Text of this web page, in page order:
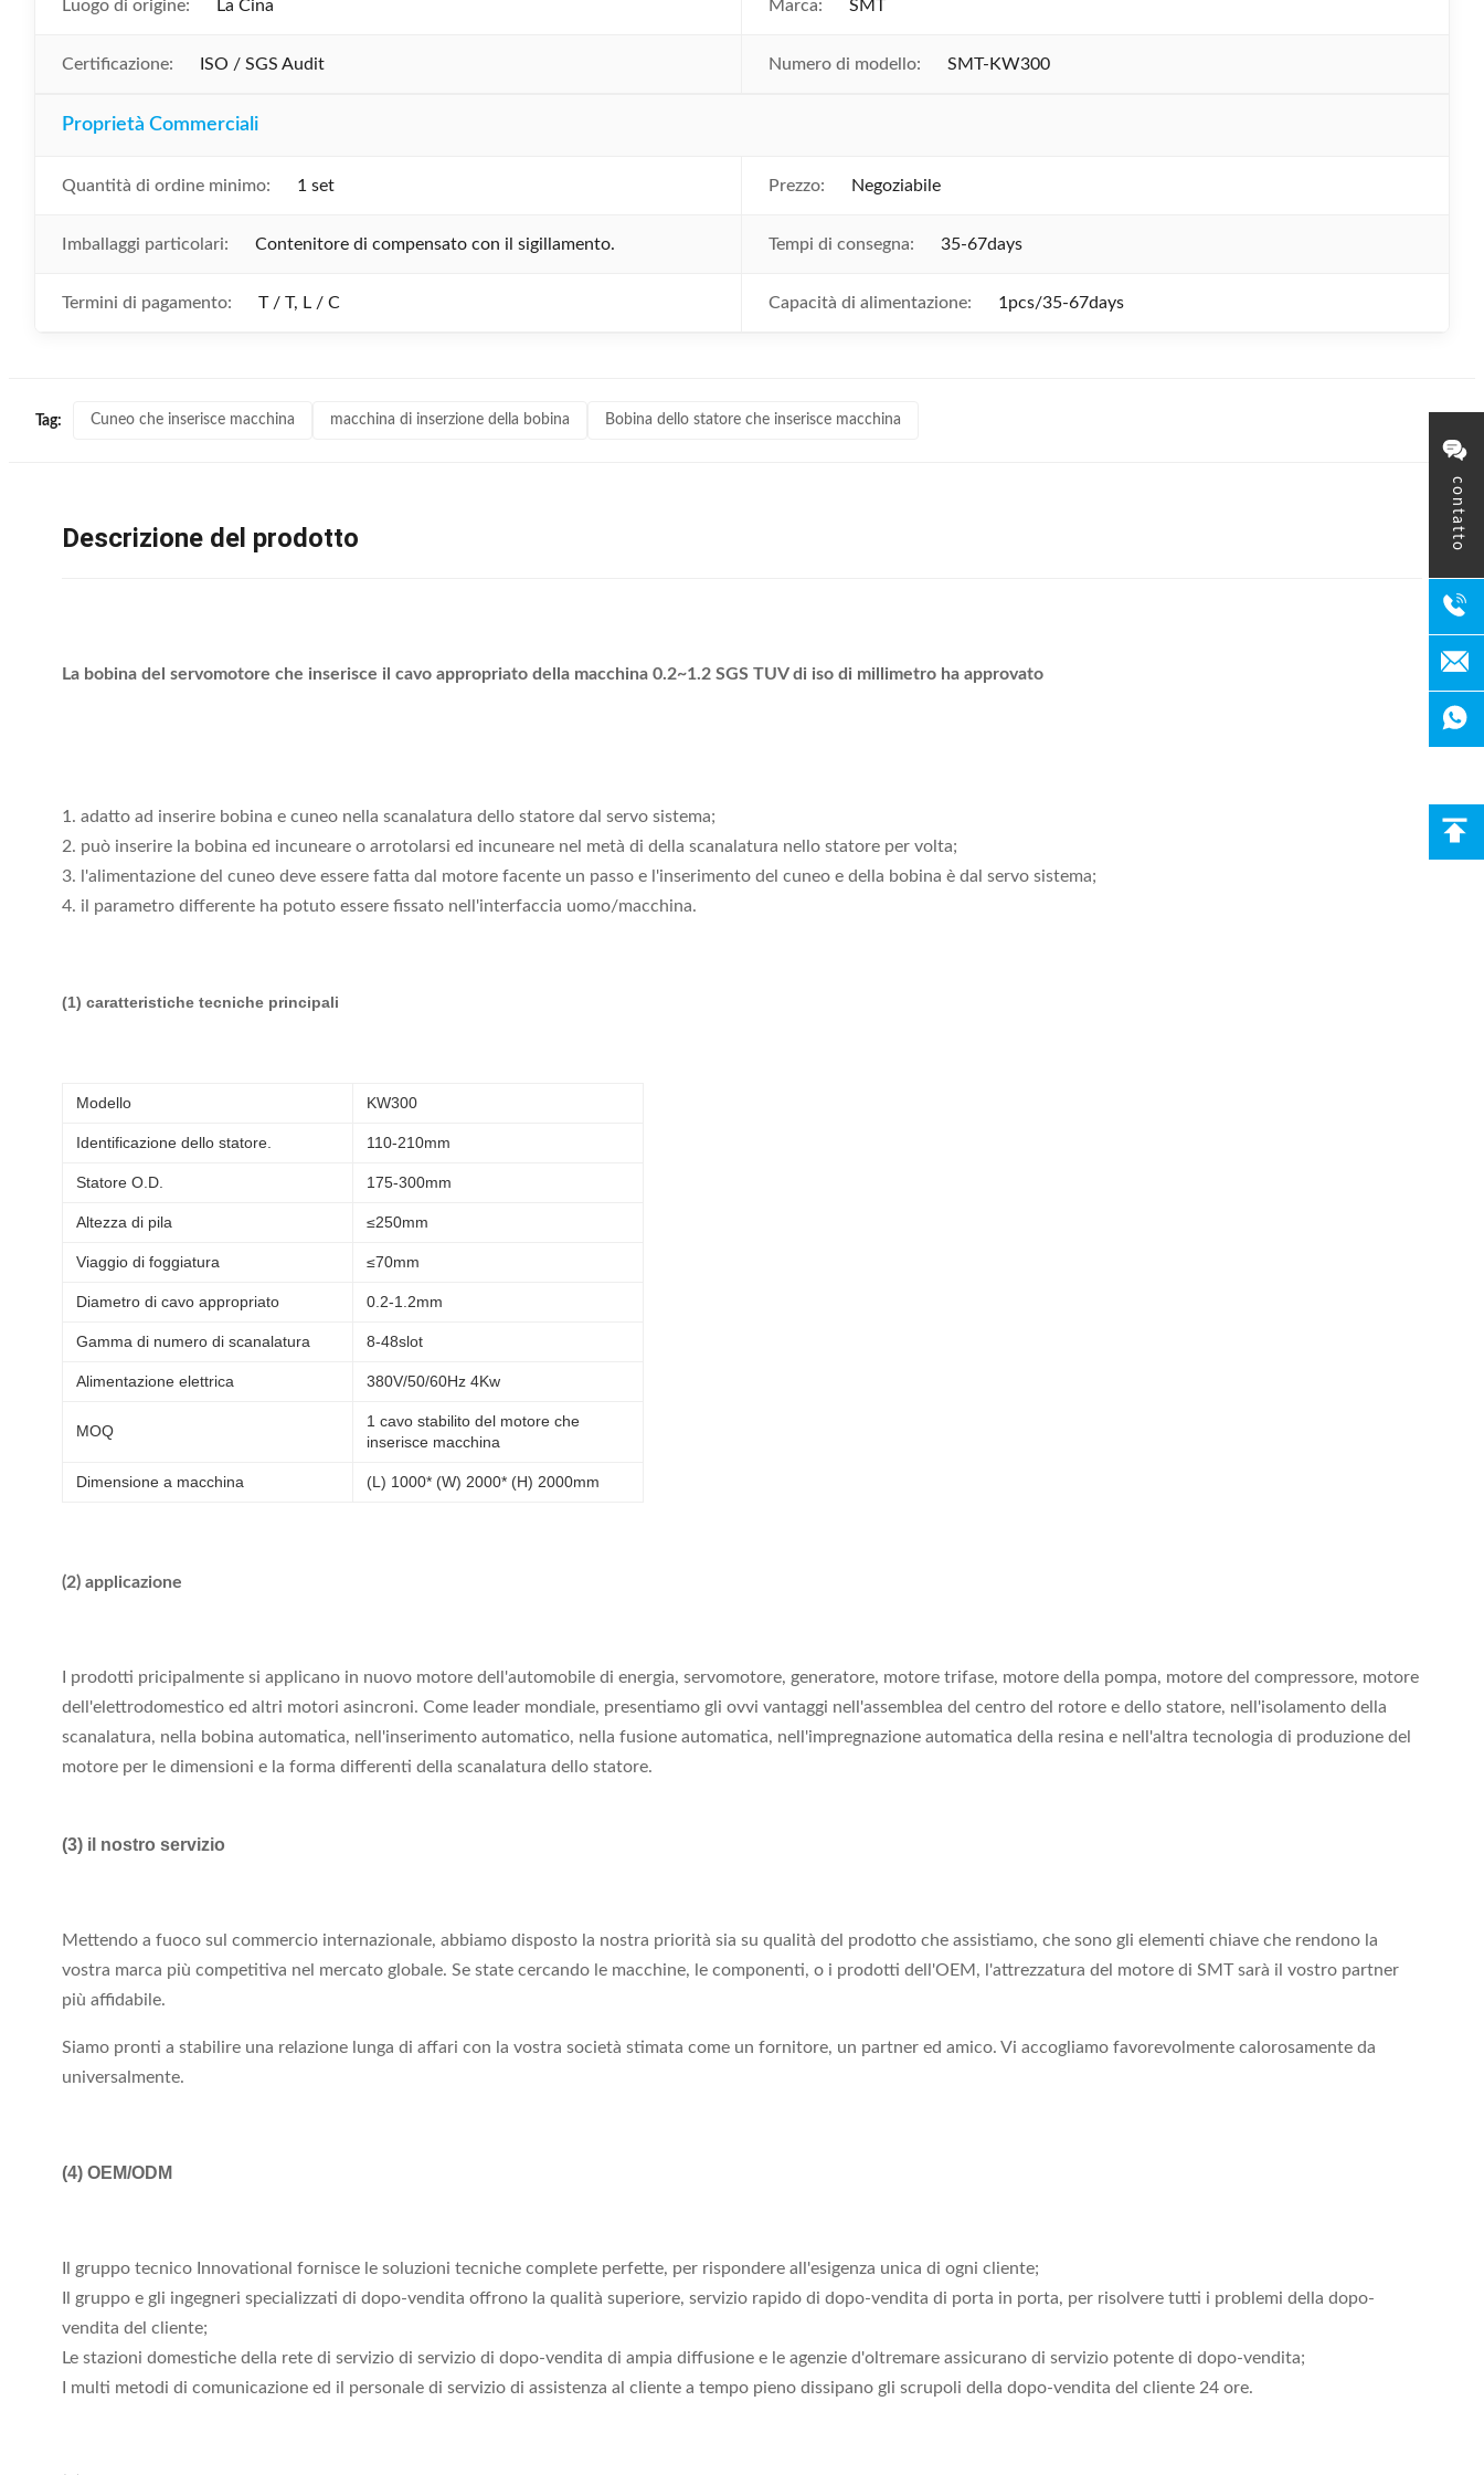
contatto
Luogo di origine: La Cina Marca: SMT
Certificazione: ISO / SGS Audit Numero di modello: SMT-KW300
Proprietà Commerciali
Quantità di ordine minimo: 1 set Prezzo: Negoziabile
Imballaggi particolari: Contenitore di compensato con il sigillamento. Tempi di consegna: 35-67days
Termini di pagamento: T / T, L / C Capacità di alimentazione: 1pcs/35-67days
Tag: Cuneo che inserisce macchina macchina di inserzione della bobina Bobina dello statore che inserisce macchina
Descrizione del prodotto
La bobina del servomotore che inserisce il cavo appropriato della macchina 0.2~1.2 SGS TUV di iso di millimetro ha approvato
1. adatto ad inserire bobina e cuneo nella scanalatura dello statore dal servo sistema;
2. può inserire la bobina ed incuneare o arrotolarsi ed incuneare nel metà di della scanalatura nello statore per volta;
3. l'alimentazione del cuneo deve essere fatta dal motore facente un passo e l'inserimento del cuneo e della bobina è dal servo sistema;
4. il parametro differente ha potuto essere fissato nell'interfaccia uomo/macchina.
(1) caratteristiche tecniche principali
Modello KW300
Identificazione dello statore. 110-210mm
Statore O.D. 175-300mm
Altezza di pila ≤250mm
Viaggio di foggiatura ≤70mm
Diametro di cavo appropriato 0.2-1.2mm
Gamma di numero di scanalatura 8-48slot
Alimentazione elettrica 380V/50/60Hz 4Kw
MOQ
1 cavo stabilito del motore che
inserisce macchina
Dimensione a macchina (L) 1000* (W) 2000* (H) 2000mm
(2) applicazione
I prodotti pricipalmente si applicano in nuovo motore dell'automobile di energia, servomotore, generatore, motore trifase, motore della pompa, motore del compressore, motore
dell'elettrodomestico ed altri motori asincroni. Come leader mondiale, presentiamo gli ovvi vantaggi nell'assemblea del centro del rotore e dello statore, nell'isolamento della
scanalatura, nella bobina automatica, nell'inserimento automatico, nella fusione automatica, nell'impregnazione automatica della resina e nell'altra tecnologia di produzione del
motore per le dimensioni e la forma differenti della scanalatura dello statore.
(3) il nostro servizio
Mettendo a fuoco sul commercio internazionale, abbiamo disposto la nostra priorità sia su qualità del prodotto che assistiamo, che sono gli elementi chiave che rendono la
vostra marca più competitiva nel mercato globale. Se state cercando le macchine, le componenti, o i prodotti dell'OEM, l'attrezzatura del motore di SMT sarà il vostro partner
più affidabile.
Siamo pronti a stabilire una relazione lunga di affari con la vostra società stimata come un fornitore, un partner ed amico. Vi accogliamo favorevolmente calorosamente da
universalmente.
(4) OEM/ODM
Il gruppo tecnico Innovational fornisce le soluzioni tecniche complete perfette, per rispondere all'esigenza unica di ogni cliente;
Il gruppo e gli ingegneri specializzati di dopo-vendita offrono la qualità superiore, servizio rapido di dopo-vendita di porta in porta, per risolvere tutti i problemi della dopo-
vendita del cliente;
Le stazioni domestiche della rete di servizio di servizio di dopo-vendita di ampia diffusione e le agenzie d'oltremare assicurano di servizio potente di dopo-vendita;
I multi metodi di comunicazione ed il personale di servizio di assistenza al cliente a tempo pieno dissipano gli scrupoli della dopo-vendita del cliente 24 ore.